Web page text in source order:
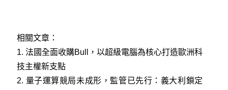
相關文章：
1.法國全面收購Bull，以超級電腦為核心打造歐洲科
技主權新支點
2. 量子運算競局未成形，監管已先行：義大利鎖定